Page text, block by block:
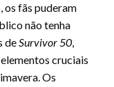
os fãs puderam
não tenha
deSurvivor 50,
cruciais
Os